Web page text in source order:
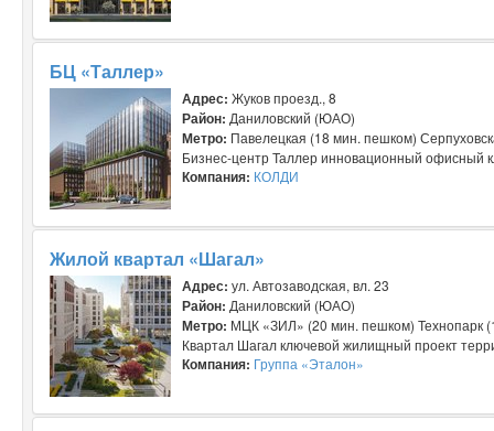
БЦ «Таллер»
Адрес: Жуков проезд., 8
Район: Даниловский (ЮАО)
Метро: Павелецкая (18 мин. пешком)
Бизнес-центр Таллер инновационный офисный
Компания: КОЛДИ
Жилой квартал «Шагал»
Адрес: ул. Автозаводская, вл. 23
Район: Даниловский (ЮАО)
Метро: МЦК «ЗИЛ» (20 мин. пешком) Технопарк
Квартал Шагал ключевой жилищный проект
Компания: Группа «Эталон»